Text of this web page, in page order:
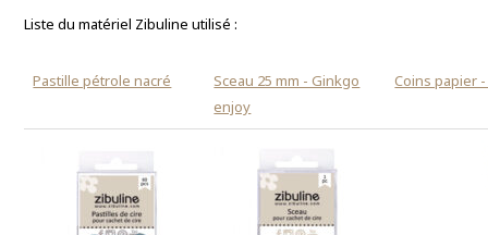
Liste du matériel Zibuline utilisé :
Pastille pétrole nacré
Sceau 25 mm - Ginkgo
enjoy
Coins papier